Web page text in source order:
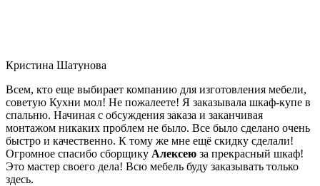
Кристина Шатунова
Всем, кто еще выбирает компанию для изготовления мебели,
советую Кухни мол! Не пожалеете! Я заказывала шкаф-купе в
спальню. Начиная с обсуждения заказа и заканчивая
монтажом никаких проблем не было. Все было сделано очень
быстро и качественно. К тому же мне ещё скидку сделали!
Огромное спасибо сборщику Алексею за прекрасный шкаф!
Это мастер своего дела! Всю мебель буду заказывать только
здесь.